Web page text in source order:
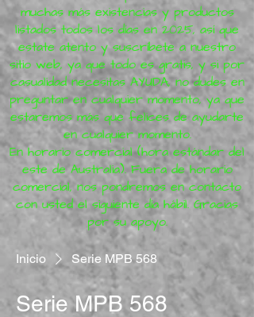
muchas más existencias y productos
listados todos los días en 2025, así que
estate atento y suscríbete a nuestro
sitio web, ya que todo es gratis, y si por
casualidad necesitas AYUDA, no dudes en
preguntar en cualquier momento, ya que
estaremos más que felices de ayudarte
en cualquier momento.
En horario comercial (hora estándar del
este de Australia). Fuera de horario
comercial, nos pondremos en contacto
con usted el siguiente día hábil. Gracias
por su apoyo.
Inicio Serie MPB 568
Serie MPB 568